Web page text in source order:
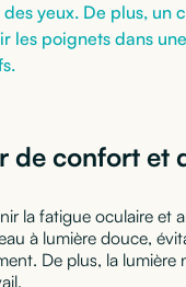
yeux. De plus, un
les poignets dans
de confort et
la fatigue oculaire et
à lumière douce,
De plus, la lumière